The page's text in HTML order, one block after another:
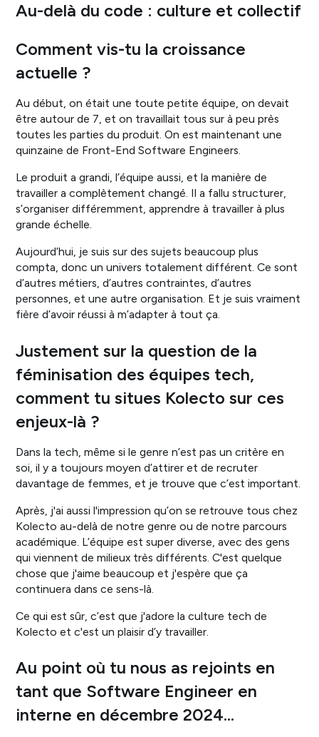
Au-delà du code : culture et collectif
Comment vis-tu la croissance
actuelle ?
Au début, on était une toute petite équipe, on devait
être autour de 7, et on travaillait tous sur à peu près
toutes les parties du produit. On est maintenant une
quinzaine de Front-End Software Engineers.
Le produit a grandi, l’équipe aussi, et la manière de
travailler a complètement changé. Il a fallu structurer,
s’organiser différemment, apprendre à travailler à plus
grande échelle.
Aujourd’hui, je suis sur des sujets beaucoup plus
compta, donc un univers totalement différent. Ce sont
d’autres métiers, d’autres contraintes, d’autres
personnes, et une autre organisation. Et je suis vraiment
fière d’avoir réussi à m’adapter à tout ça.
Justement sur la question de la
féminisation des équipes tech,
comment tu situes Kolecto sur ces
enjeux-là ?
Dans la tech, même si le genre n’est pas un critère en
soi, il y a toujours moyen d’attirer et de recruter
davantage de femmes, et je trouve que c’est important.
Après, j'ai aussi l'impression qu’on se retrouve tous chez
Kolecto au-delà de notre genre ou de notre parcours
académique. L’équipe est super diverse, avec des gens
qui viennent de milieux très différents. C'est quelque
chose que j'aime beaucoup et j'espère que ça
continuera dans ce sens-là.
Ce qui est sûr, c’est que j'adore la culture tech de
Kolecto et c'est un plaisir d’y travailler.
Au point où tu nous as rejoints en
tant que Software Engineer en
interne en décembre 2024…